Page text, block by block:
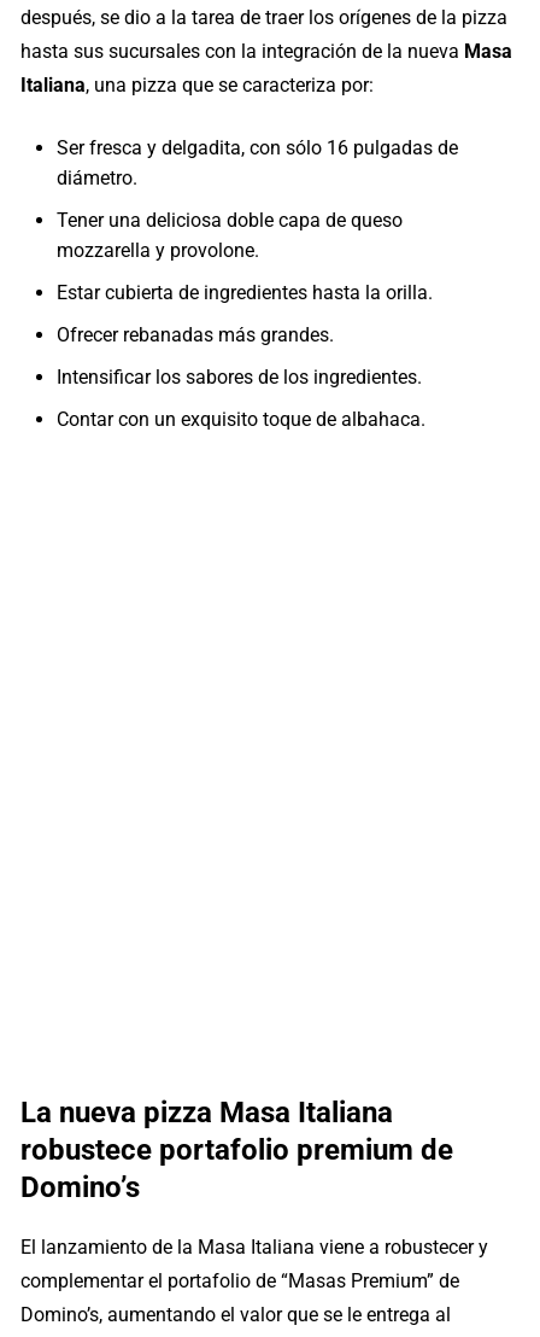
después, se dio a la tarea de traer los orígenes de la pizza
hasta sus sucursales con la integración de la nueva Masa
Italiana, una pizza que se caracteriza por:
Ser fresca y delgadita, con sólo 16 pulgadas de
diámetro.
Tener una deliciosa doble capa de queso
mozzarella y provolone.
Estar cubierta de ingredientes hasta la orilla.
Ofrecer rebanadas más grandes.
Intensificar los sabores de los ingredientes.
Contar con un exquisito toque de albahaca.
La nueva pizza Masa Italiana
robustece portafolio premium de
Domino’s
El lanzamiento de la Masa Italiana viene a robustecer y
complementar el portafolio de “Masas Premium” de
Domino’s, aumentando el valor que se le entrega al